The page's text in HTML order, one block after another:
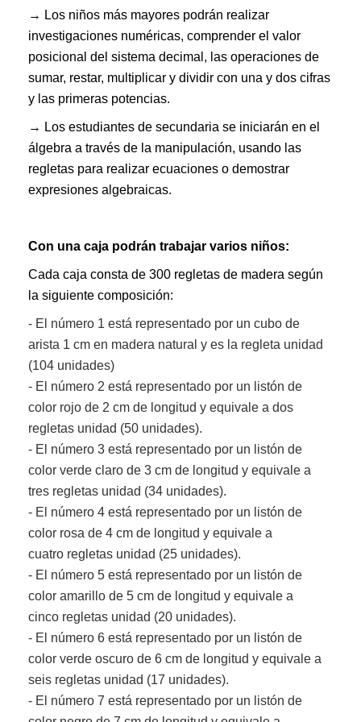
→ Los niños más mayores podrán realizar
investigaciones numéricas, comprender el valor
posicional del sistema decimal, las operaciones de
sumar, restar, multiplicar y dividir con una y dos cifras
y las primeras potencias.
→ Los estudiantes de secundaria se iniciarán en el
álgebra a través de la manipulación, usando las
regletas para realizar ecuaciones o demostrar
expresiones algebraicas.
Con una caja podrán trabajar varios niños:
Cada caja consta de 300 regletas de madera según
la siguiente composición:
- El número 1 está representado por un cubo de
arista 1 cm en madera natural y es la regleta unidad
(104 unidades)
- El número 2 está representado por un listón de
color rojo de 2 cm de longitud y equivale a dos
regletas unidad (50 unidades).
- El número 3 está representado por un listón de
color verde claro de 3 cm de longitud y equivale a
tres regletas unidad (34 unidades).
- El número 4 está representado por un listón de
color rosa de 4 cm de longitud y equivale a
cuatro regletas unidad (25 unidades).
- El número 5 está representado por un listón de
color amarillo de 5 cm de longitud y equivale a
cinco regletas unidad (20 unidades).
- El número 6 está representado por un listón de
color verde oscuro de 6 cm de longitud y equivale a
seis regletas unidad (17 unidades).
- El número 7 está representado por un listón de